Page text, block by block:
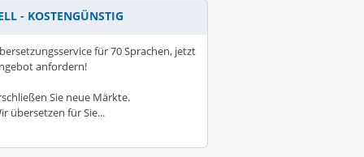
- KOSTENGÜNSTIG
für 70 Sprachen, jetzt
anfordern!
Sie neue Märkte.
übersetzen für Sie...